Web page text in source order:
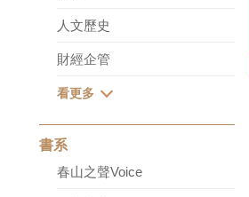
人文歷史
財經企管
書系
春山之聲Voice